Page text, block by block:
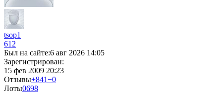
tsop1
612
Был на сайте:6 авг 2026 14:05
Зарегистрирован:
15 фев 2009 20:23
Отзывы+841−0
Лоты0698